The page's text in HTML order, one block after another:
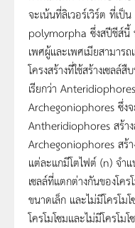
จะเน้นที่ลิเวอร์เวิร์ต ที่เ
polymorpha ซึ่งสปีชีส์นี้
เพศผู้และเพศเมียสามาร
โครงสร้างที่ใช้สร้างเซล
เรียกว่า
Archegoniophores ซึ่ง
Antheridiophores สร้า
Archegoniophores สร้า
แต่ละแกมีโตไฟต์ (n) จำ
เซลล์ที่แตกต่างกันของโค
ขนาดเล็ก และไม่มีโครโม
โครโมโซมและไม่มีโครโมโ